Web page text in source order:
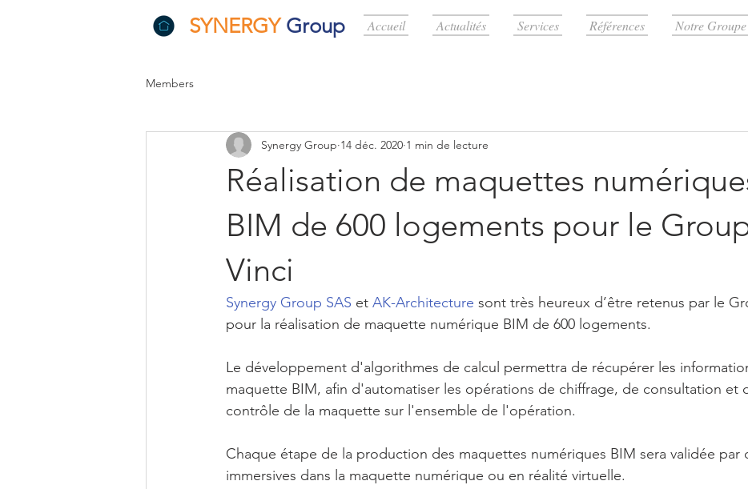
SYNERGY Group Accueil Actualités Services Références Notre Groupe
Members
Réalisation de maquettes
BIM de 600 logements pour le
Vinci
Synergy Group 14 déc. 2020 1 min de lecture
Synergy Group SAS et AK-Architecture sont très heureux d’être retenus par le
pour la réalisation de maquette numérique BIM de 600 logements.
Le développement d'algorithmes de calcul permettra de récupérer les
maquette BIM, afin d'automatiser les opérations de chiffrage, de consultation et
contrôle de la maquette sur l'ensemble de l'opération.
Chaque étape de la production des maquettes numériques BIM sera validée par
immersives dans la maquette numérique ou en réalité virtuelle.